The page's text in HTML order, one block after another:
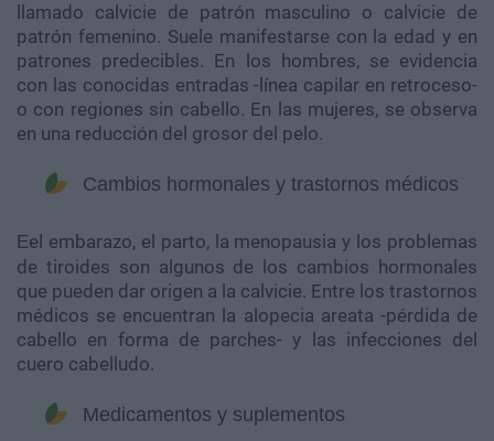
llamado calvicie de patrón masculino o calvicie de
patrón femenino. Suele manifestarse con la edad y en
patrones predecibles. En los hombres, se evidencia
con las conocidas entradas -línea capilar en retroceso-
o con regiones sin cabello. En las mujeres, se observa
en una reducción del grosor del pelo.
Cambios hormonales y trastornos médicos
Eel embarazo, el parto, la menopausia y los problemas
de tiroides son algunos de los cambios hormonales
que pueden dar origen a la calvicie. Entre los trastornos
médicos se encuentran la alopecia areata -pérdida de
cabello en forma de parches- y las infecciones del
cuero cabelludo.
Medicamentos y suplementos